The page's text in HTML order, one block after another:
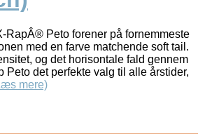
RapÂ® Peto forener på fornemmeste
med en farve matchende soft tail.
og det horisontale fald gennem
Peto det perfekte valg til alle årstider,
mere)